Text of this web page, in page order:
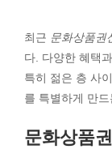
최근 문화상품권
다. 다양한 혜택
특히 젊은 층 사
를 특별하게 만
문화상품